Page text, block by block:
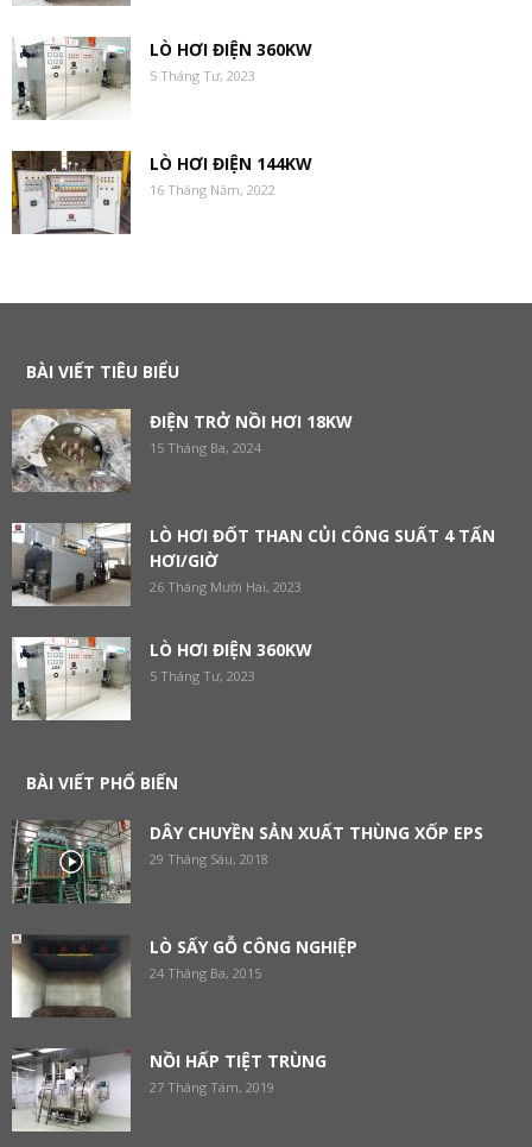
LÒ HƠI ĐIỆN 360KW
5 Tháng Tư, 2023
LÒ HƠI ĐIỆN 144KW
16 Tháng Năm, 2022
BÀI VIẾT TIÊU BIỂU
ĐIỆN TRỞ NỒI HƠI 18KW
15 Tháng Ba, 2024
LÒ HƠI ĐỐT THAN CỦI CÔNG SUẤT 4 TẤN
HƠI/GIỜ
26 Tháng Mười Hai, 2023
LÒ HƠI ĐIỆN 360KW
5 Tháng Tư, 2023
BÀI VIẾT PHỔ BIẾN
DÂY CHUYỀN SẢN XUẤT THÙNG XỐP EPS
29 Tháng Sáu, 2018
LÒ SẤY GỖ CÔNG NGHIỆP
24 Tháng Ba, 2015
NỒI HẤP TIỆT TRÙNG
27 Tháng Tám, 2019